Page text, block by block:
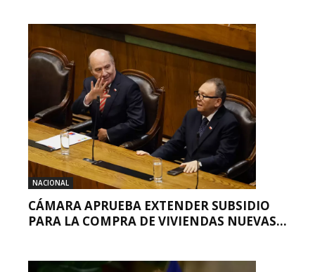
NACIONAL
CÁMARA APRUEBA EXTENDER SUBSIDIO
PARA LA COMPRA DE VIVIENDAS NUEVAS...